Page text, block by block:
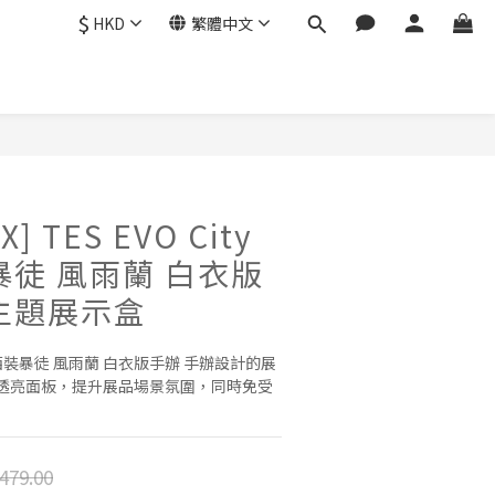
$ HKD 繁體中文
TES EVO City
徒 風雨蘭 白衣版
題展示盒
暴徒 風雨蘭 白衣版手辦 手辦設計的展
亮面板，提升展品場景氛圍，同時免受